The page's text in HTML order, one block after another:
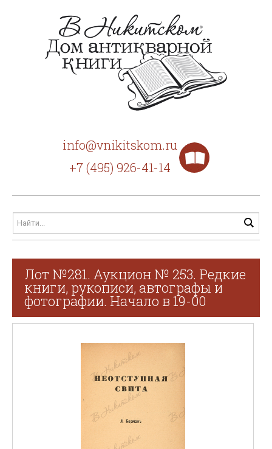
info@vnikitskom.ru
+7 (495) 926-41-14
Лот №281. Аукцион № 253. Редкие
книги, рукописи, автографы и
фотографии. Начало в 19-00